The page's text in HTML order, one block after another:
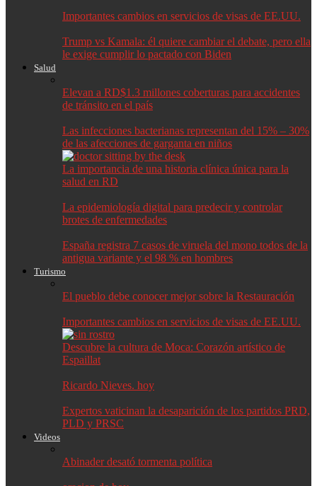
Importantes cambios en servicios de visas de EE.UU.
Trump vs Kamala: él quiere cambiar el debate, pero ella
le exige cumplir lo pactado con Biden
Salud
Elevan a RD$1.3 millones coberturas para accidentes
de tránsito en el país
Las infecciones bacterianas representan del 15% – 30%
de las afecciones de garganta en niños
La importancia de una historia clínica única para la
salud en RD
La epidemiología digital para predecir y controlar
brotes de enfermedades
España registra 7 casos de viruela del mono todos de la
antigua variante y el 98 % en hombres
Turismo
El pueblo debe conocer mejor sobre la Restauración
Importantes cambios en servicios de visas de EE.UU.
Descubre la cultura de Moca: Corazón artístico de
Espaillat
Ricardo Nieves. hoy
Expertos vaticinan la desaparición de los partidos PRD,
PLD y PRSC
Videos
Abinader desató tormenta política